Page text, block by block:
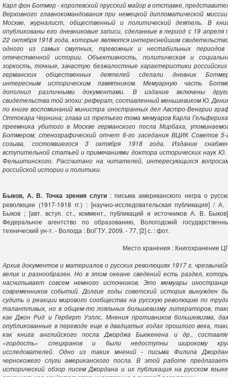
Карл фон Ботмер - королевский прусский майор в отставке,
Верховного главнокомандования при немецкой дипломатической
Москве, журналист, общественный и политический деятель. В
опубликованы его дневниковые записи, сделанные в период с 19 апреля
22 октября 1918 года, которые являются интереснейшим
одного из самых смутных, тревожных и нестабильных
отечественной истории. Объективность, политическая и
зоркость, точные, зачастую безжалостные характеристики
германских общественных деятелей сделали дневник
интересным историческим памятником. Мемуарную часть
дополнил различными документами. В издание включены
свидетельства той эпохи: реферат, составленный меньшевиком Ю.
по книге воспоминаний министра иностранных дел Австро-Венгрии
Оттокара Чернина; глава из третьего тома мемуаров Карла
преемника убитого в Москве германского посла Мирбаха,
Ботмером; стенографический отчет 6-го заседания ВЦИК Советов 5-
созыва, состоявшегося 3 октября 1918 года. Издание
вступительной статьей и примечаниями доктора исторических наук Ю.
Фельштинского. Рассчитано на читателей, интересующихся
российской истории и политики.
Быков, А. В. Точка зрения слуги: письма американского негра о
революции (1917-1918 гг.) : [научно-исследовательская публикация] / А.
Быков ; [авт. вступ. ст., коммент., публикаций и источников А. В.
Федеральное агентство по образованию, Вологодский
технический ун-т. - Вологда : ВоГТУ, 2009. - 77, [2] с. : фот.
Место хранения : Книгохранение
Архив документов и материалов о русских революциях 1917 г.
велик и разнообразен. Но в этом океане сведений есть раздел,
насчитывает совсем немного источников. Это мемуары
современников событий. Долгие годы советский историк вынужден
судить о реакции мирового сообщества на русскую революцию по
талантливых, но в общем-то лояльных большевизму литераторов,
как Джон Рид и Герберт Уэллс. Мнения противников большевизма,
опубликованные в переводе еще в двадцатых годах прошлого века,
как книга английского посла Джорджа Бьюкенена и др.,
«гордость» спецхранов и были недоступны широкому
исследователей. Одно из таких мнений - письма Филипа
чернокожего слуги американского посла. В этой работе
исторический обзор писем Джордана и их публикация на русском